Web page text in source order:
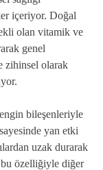
içeriyor. Doğal
olan vitamik ve
genel
zihinsel olarak
bileşenleriyle
yan etki
uzak durarak
bu özelliğiyle diğer